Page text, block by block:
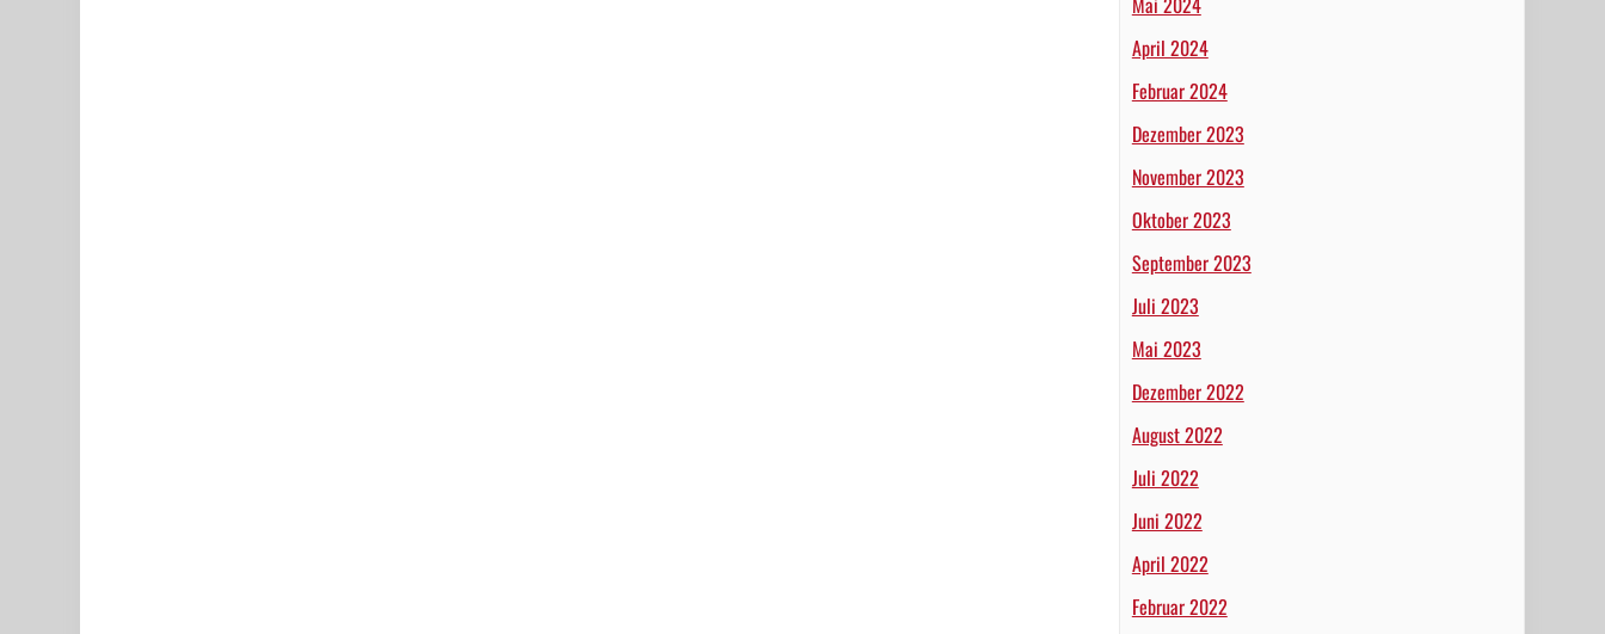
April 2024
Februar 2024
Dezember 2023
November 2023
Oktober 2023
September 2023
Juli 2023
Mai 2023
Dezember 2022
August 2022
Juli 2022
Juni 2022
April 2022
Februar 2022